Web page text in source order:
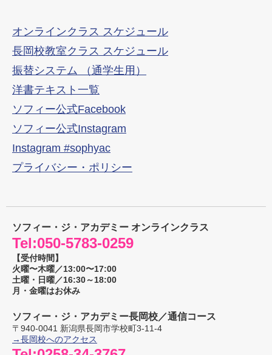
オンラインクラス スケジュール
長岡校教室クラス スケジュール
振替システム （通学生用）
洋書テキスト一覧
ソフィー公式Facebook
ソフィー公式Instagram
Instagram #sophyac
プライバシー・ポリシー
ソフィー・ジ・アカデミー オンラインクラス
Tel:050-5783-0259
【受付時間】
火曜〜木曜／13:00〜17:00
土曜・日曜／16:30～18:00
月・金曜はお休み
ソフィー・ジ・アカデミー長岡校／通信コース
〒 940-0041 新潟県長岡市学校町3-11-4
→長岡校へのアクセス